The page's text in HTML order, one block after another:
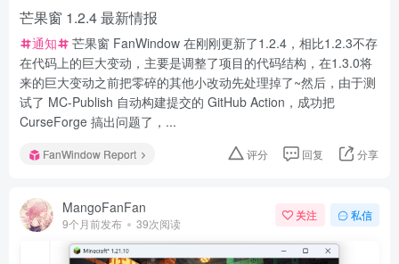
芒果窗 1.2.4 最新情报
通知
芒果窗 FanWindow 在刚刚更新了1.2.4，相比1.2.3不存
在代码上的巨大变动，主要是调整了项目的代码结构，在1.3.0将
来的巨大变动之前把零碎的其他小改动先处理掉了~然后，由于测
试了 MC-Publish 自动构建提交的 GitHub Action，成功把
CurseForge 搞出问题了，...
FanWindow Report 评分 回复 分享
MangoFanFan
9个月前发布 39次阅读
关注 私信